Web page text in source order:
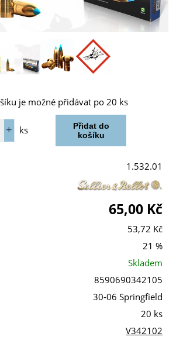
je možné přidávat po 20 ks
ks
1.532.01
65,00 Kč
53,72 Kč
21 %
Skladem
8590690342105
30-06 Springfield
20 ks
V342102